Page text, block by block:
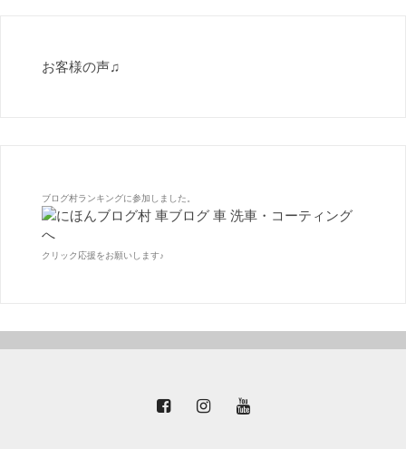
お客様の声♫
ブログ村ランキングに参加しました。
クリック応援をお願いします♪